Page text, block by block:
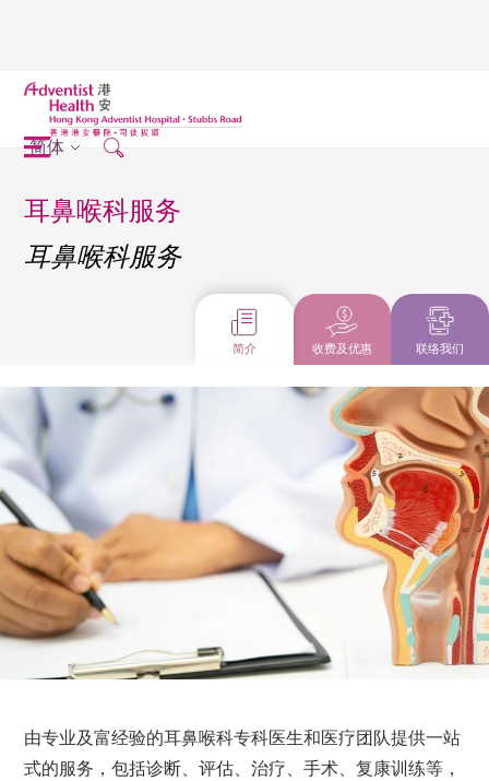
简体
耳鼻喉科服务
耳鼻喉科服务
简介 收费及优惠 联络我们
由专业及富经验的耳鼻喉科专科医生和医疗团队提供一站
式的服务，包括诊断、评估、治疗、手术、复康训练等，